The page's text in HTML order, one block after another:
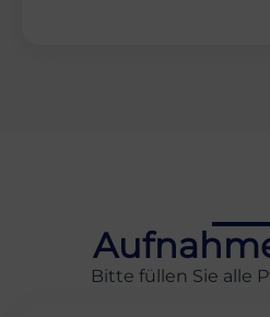
Bitte füllen Sie alle